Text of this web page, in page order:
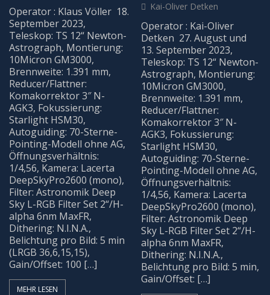
Operator : Klaus Völler 18.
September 2023,
Teleskop: TS 12“ Newton-
Astrograph, Montierung:
10Micron GM3000,
Brennweite: 1.391 mm,
Reducer/Flattner:
Komakorrektor 3″ N-
AGK3, Fokussierung:
Starlight HSM30,
Autoguiding: 70-Sterne-
Pointing-Modell ohne AG,
Öffnungsverhältnis:
1/4,56, Kamera: Lacerta
DeepSkyPro2600 (mono),
Filter: Astronomik Deep
Sky L-RGB Filter Set 2“/H-
alpha 6nm MaxFR,
Dithering: N.I.N.A.,
Belichtung pro Bild: 5 min
(LRGB 36,6,15,15),
Gain/Offset: 100 […]
MEHR LESEN
Kai-Oliver Detken
Operator : Kai-Oliver
Detken 27. August und
13. September 2023,
Teleskop: TS 12“ Newton-
Astrograph, Montierung:
10Micron GM3000,
Brennweite: 1.391 mm,
Reducer/Flattner:
Komakorrektor 3″ N-
AGK3, Fokussierung:
Starlight HSM30,
Autoguiding: 70-Sterne-
Pointing-Modell ohne AG,
Öffnungsverhältnis:
1/4,56, Kamera: Lacerta
DeepSkyPro2600 (mono),
Filter: Astronomik Deep
Sky L-RGB Filter Set 2“/H-
alpha 6nm MaxFR,
Dithering: N.I.N.A.,
Belichtung pro Bild: 5 min,
Gain/Offset: […]